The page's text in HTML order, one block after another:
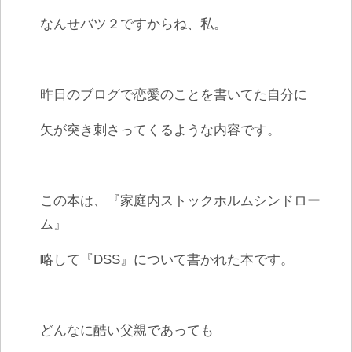
なんせバツ２ですからね、私。
昨日のブログで恋愛のことを書いてた自分に
矢が突き刺さってくるような内容です。
この本は、『家庭内ストックホルムシンドロー
ム』
略して『DSS』について書かれた本です。
どんなに酷い父親であっても